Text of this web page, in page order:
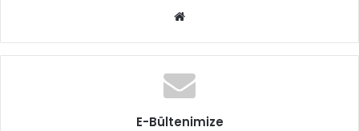
Web
E-Bültenimize